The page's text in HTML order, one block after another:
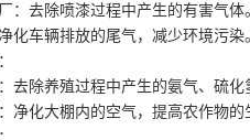
：去除喷漆过程中产生的有害气体。
化车辆排放的尾气，减少环境污染。
去除养殖过程中产生的氨气、硫化
净化大棚内的空气，提高农作物的